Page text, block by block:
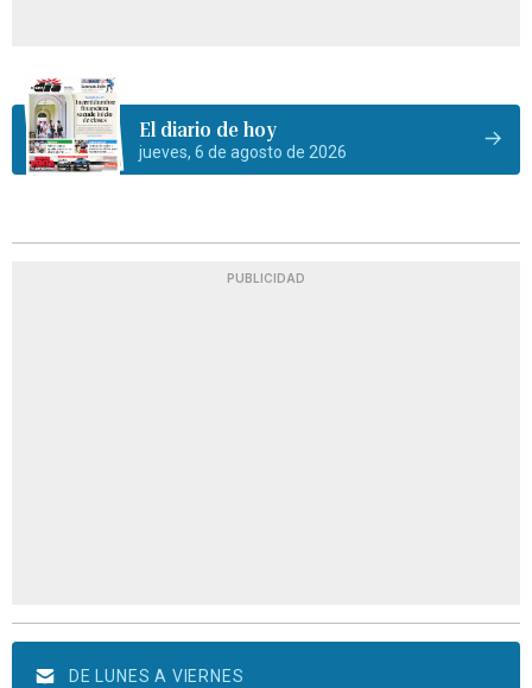
El diario de hoy
jueves, 6 de agosto de 2026
PUBLICIDAD
DE LUNES A VIERNES